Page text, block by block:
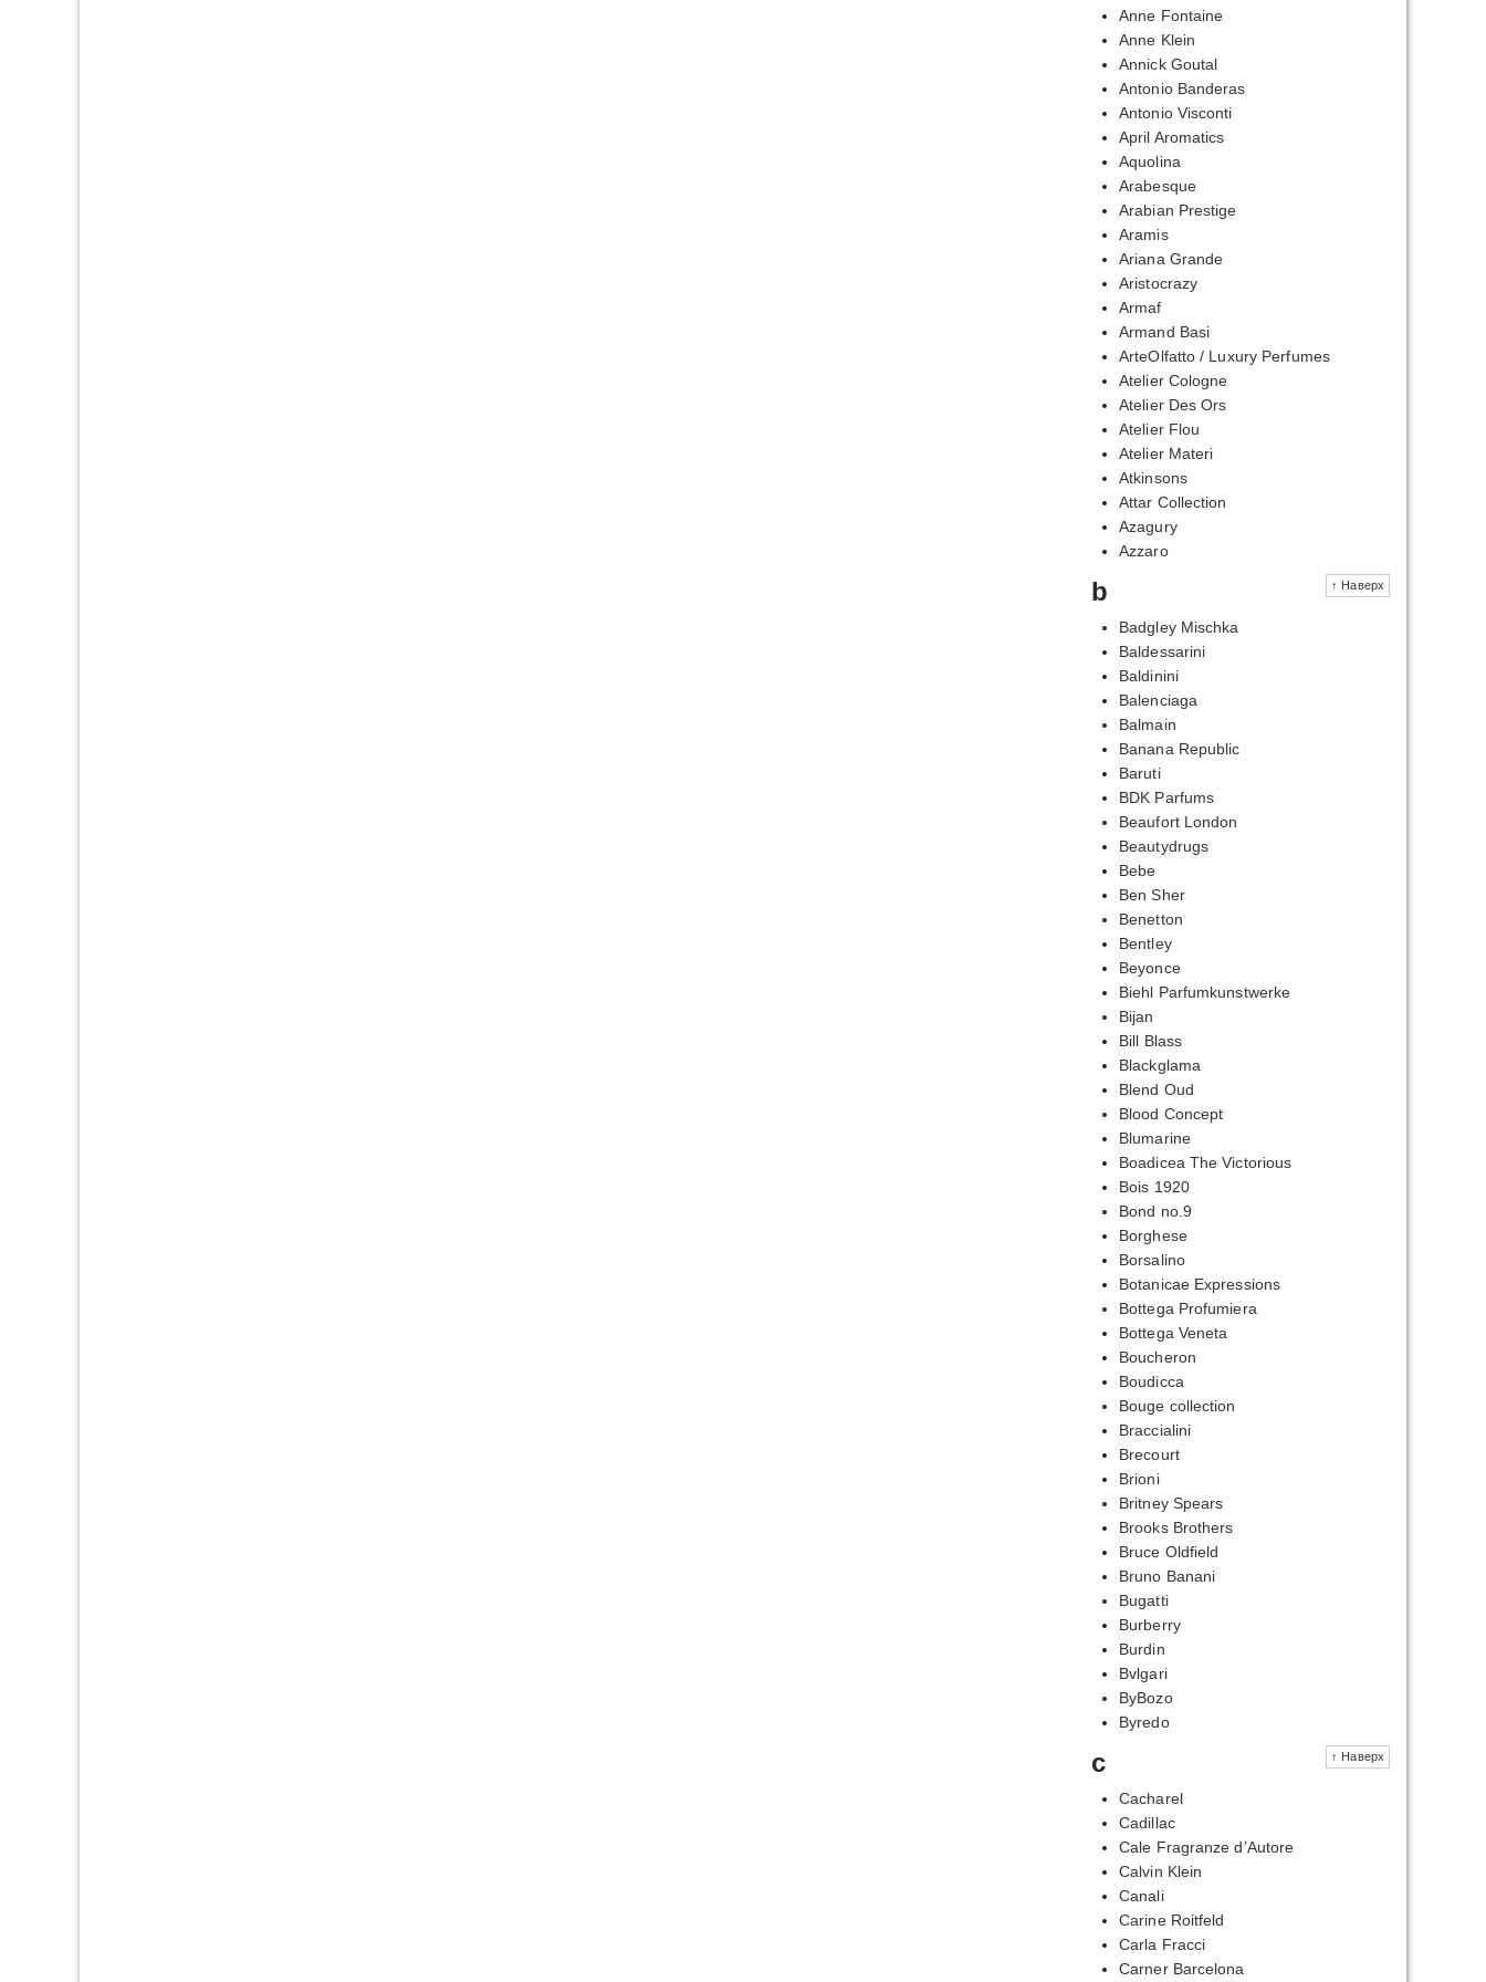
Anne Fontaine
Anne Klein
Annick Goutal
Antonio Banderas
Antonio Visconti
April Aromatics
Aquolina
Arabesque
Arabian Prestige
Aramis
Ariana Grande
Aristocrazy
Armaf
Armand Basi
ArteOlfatto / Luxury Perfumes
Atelier Cologne
Atelier Des Ors
Atelier Flou
Atelier Materi
Atkinsons
Attar Collection
Azagury
Azzaro
↑ Наверх
b
Badgley Mischka
Baldessarini
Baldinini
Balenciaga
Balmain
Banana Republic
Baruti
BDK Parfums
Beaufort London
Beautydrugs
Bebe
Ben Sher
Benetton
Bentley
Beyonce
Biehl Parfumkunstwerke
Bijan
Bill Blass
Blackglama
Blend Oud
Blood Concept
Blumarine
Boadicea The Victorious
Bois 1920
Bond no.9
Borghese
Borsalino
Botanicae Expressions
Bottega Profumiera
Bottega Veneta
Boucheron
Boudicca
Bouge collection
Braccialini
Brecourt
Brioni
Britney Spears
Brooks Brothers
Bruce Oldfield
Bruno Banani
Bugatti
Burberry
Burdin
Bvlgari
ByBozo
Byredo
↑ Наверх
c
Cacharel
Cadillac
Cale Fragranze d’Autore
Calvin Klein
Canali
Carine Roitfeld
Carla Fracci
Carner Barcelona